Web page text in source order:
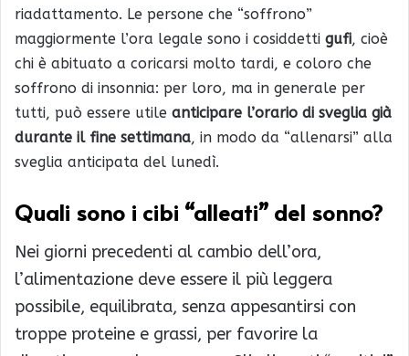
riadattamento. Le persone che “soffrono”
maggiormente l’ora legale sono i cosiddetti gufi, cioè
chi è abituato a coricarsi molto tardi, e coloro che
soffrono di insonnia: per loro, ma in generale per
tutti, può essere utile anticipare l’orario di sveglia già
durante il fine settimana, in modo da “allenarsi” alla
sveglia anticipata del lunedì.
Quali sono i cibi “alleati” del sonno?
Nei giorni precedenti al cambio dell’ora,
l’alimentazione deve essere il più leggera
possibile, equilibrata, senza appesantirsi con
troppe proteine e grassi, per favorire la